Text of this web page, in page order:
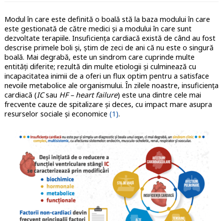
Modul în care este definită o boală stă la baza modului în care
este gestionată de către medici și a modului în care sunt
dezvoltate terapiile. Insuficiența cardiacă există de când au fost
descrise primele boli și, știm de zeci de ani că nu este o singură
boală. Mai degrabă, este un sindrom care cuprinde multe
entități diferite; rezultă din multe etiologii și culminează cu
incapacitatea inimii de a oferi un flux optim pentru a satisface
nevoile metabolice ale organismului. În zilele noastre, insuficiența
cardiacă (ICsau HF – heart failure) este una dintre cele mai
frecvente cauze de spitalizare și deces, cu impact mare asupra
resurselor sociale și economice (1).